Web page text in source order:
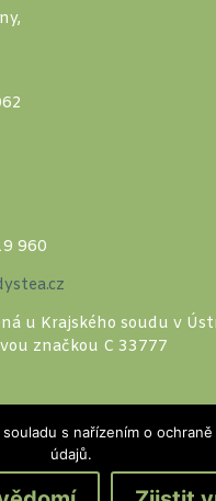
960
u Krajského soudu v
značkou C 33777
s nařízením o
údajů.